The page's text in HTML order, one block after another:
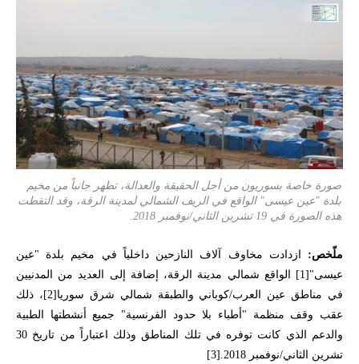
صورة خاصة بسوريون من أجل الحقيقة والعدالة، تظهر جانباً من مخيم
بلدة "عين عيسى" الواقع في الريف الشمالي لمدينة الرقة، وقد التقطت
هذه الصورة في 19 تشرين الثاني/نوفمبر 2018.
ملّخص: ازدادت مخاوف آلاف النازحين داخلياً في مخيم بلدة "عين
عيسى"
[1]
الواقع شمالي مدينة الرقة، إضافة إلى العديد من المدنيين
في مناطق عين العرب/كوباني و الطبقة شمالي شرق سوريا [2] ، ذلك
عقب وقف منظمة " أطباء بلا حدود الفرنسية" جميع أنشطتها الطبية
والدعم الذي كانت توفره في تلك المناطق وذلك اعتباراً من تاريخ 30
تشرين الثاني/نوفمبر 2018.
[3]